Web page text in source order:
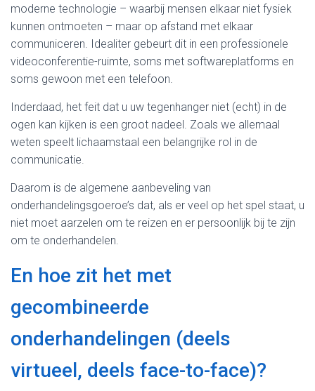
moderne technologie – waarbij mensen elkaar niet fysiek
kunnen ontmoeten – maar op afstand met elkaar
communiceren. Idealiter gebeurt dit in een professionele
videoconferentie-ruimte, soms met softwareplatforms en
soms gewoon met een telefoon.
Inderdaad, het feit dat u uw tegenhanger niet (echt) in de
ogen kan kijken is een groot nadeel. Zoals we allemaal
weten speelt lichaamstaal een belangrijke rol in de
communicatie.
Daarom is de algemene aanbeveling van
onderhandelingsgoeroe’s dat, als er veel op het spel staat, u
niet moet aarzelen om te reizen en er persoonlijk bij te zijn
om te onderhandelen.
En hoe zit het met
gecombineerde
onderhandelingen (deels
virtueel, deels face-to-face)?